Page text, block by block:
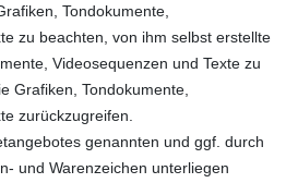
Tondokumente,
zu beachten, von ihm selbst erstellte
Videosequenzen und Texte zu
Grafiken, Tondokumente,
zurückzugreifen.
genannten und ggf. durch
und Warenzeichen unterliegen